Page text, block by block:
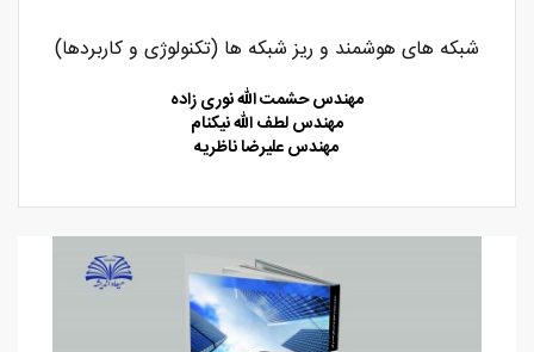
شبکه های هوشمند و ریز شبکه ها (تکنولوژی و کاربردها)
مهندس حشمت الله نوری زاده
مهندس لطف الله نیکنام
مهندس علیرضا ناظریه